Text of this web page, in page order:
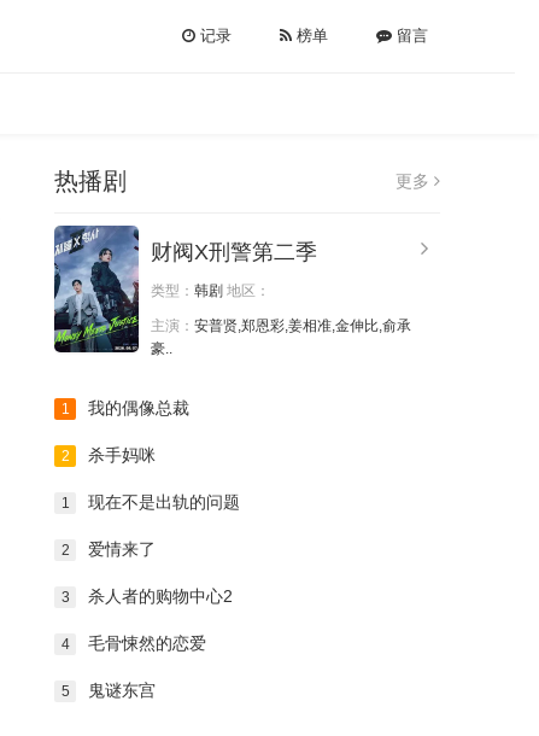
记录 榜单 留言
热播剧 更多
财阀X刑警第二季
类型： 韩剧 地区：
主演： 安普贤,郑恩彩,姜相准,金伸比,俞承
豪..
1 我的偶像总裁
2 杀手妈咪
1 现在不是出轨的问题
2 爱情来了
3 杀人者的购物中心2
4 毛骨悚然的恋爱
5 鬼谜东宫